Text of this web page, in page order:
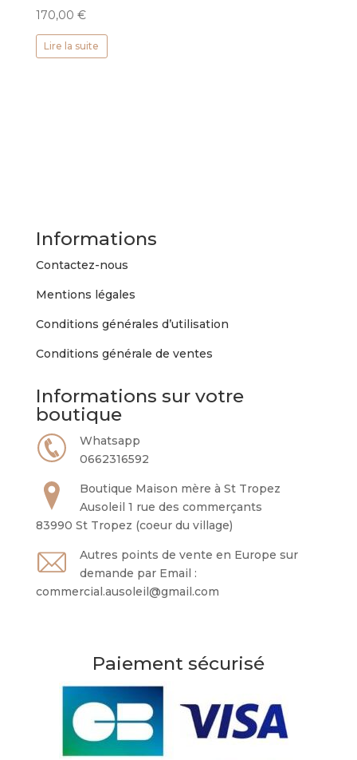
170,00 €
Lire la suite
Informations
Contactez-nous
Mentions légales
Conditions générales d’utilisation
Conditions générale de ventes
Informations sur votre
boutique
Whatsapp
0662316592
Boutique Maison mère à St Tropez
Ausoleil 1 rue des commerçants
83990 St Tropez (coeur du village)
Autres points de vente en Europe sur
demande par Email :
commercial.ausoleil@gmail.com
Paiement sécurisé